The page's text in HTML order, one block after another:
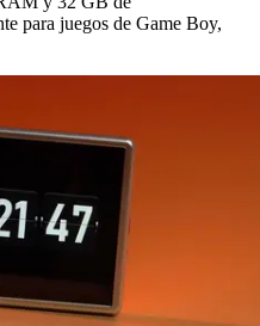
para juegos de Game Boy,